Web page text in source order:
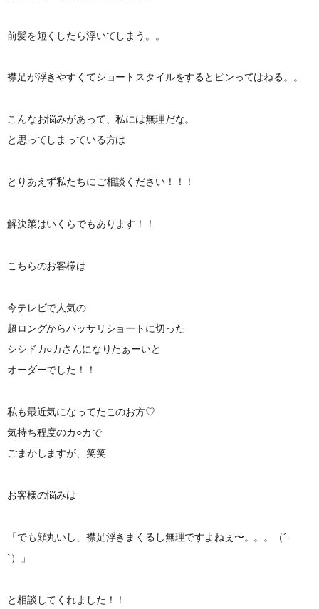
前髪を短くしたら浮いてしまう。。
襟足が浮きやすくてショートスタイルをするとピンってはねる。。
こんなお悩みがあって、私には無理だな。
と思ってしまっている方は
とりあえず私たちにご相談ください！！！
解決策はいくらでもあります！！
こちらのお客様は
今テレビで人気の
超ロングからバッサリショートに切った
シシドカ○カさんになりたぁーいと
オーダーでした！！
私も最近気になってたこのお方♡
気持ち程度のカ○カで
ごまかしますが、笑笑
お客様の悩みは
「でも顔丸いし、襟足浮きまくるし無理ですよねぇ〜。。。（´-
`）」
と相談してくれました！！